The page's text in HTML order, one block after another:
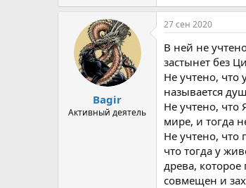
Bagir
Активный деятель
27 сен 2020
В ней не
застынет без
Не учтено,
называется
Не учтено,
мире, и тогда
Не учтено,
что тогда у
древа,
совмещен и